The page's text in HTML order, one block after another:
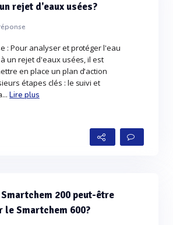
rejet d'eaux usées?
: Pour analyser et protéger l'eau
un rejet d'eaux usées, il est
en place un plan d'action
étapes clés : le suivi et
Lire plus
200 peut-être
le Smartchem 600?